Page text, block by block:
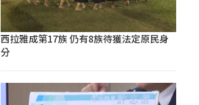
西拉雅成第17族 仍有8族待獲法定原民身
分